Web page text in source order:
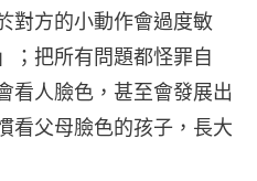
對方的小動作會過度敏
；把所有問題都怪罪自
看人臉色，甚至會發展出
看父母臉色的孩子，長大